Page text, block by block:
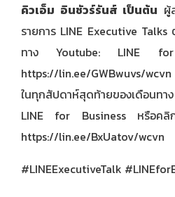
คิวเอ็ม อินชัวร์รันส์ เป็นต้น ผู้
รายการ LINE Executive
ทาง Youtube: LINE
https://lin.ee/GWBwuvs/wcvn
ในทุกสัปดาห์สุดท้ายของเดือนทา
LINE for Business หรือคลิก
https://lin.ee/BxUatov/wcvn
#LINEExecutiveTalk